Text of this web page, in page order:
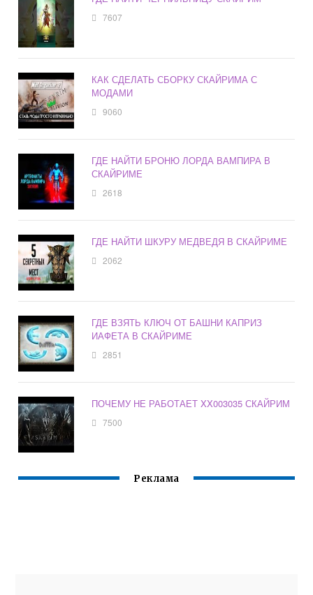
7607
КАК СДЕЛАТЬ СБОРКУ СКАЙРИМА С
МОДАМИ
9060
ГДЕ НАЙТИ БРОНЮ ЛОРДА ВАМПИРА В
СКАЙРИМЕ
2618
ГДЕ НАЙТИ ШКУРУ МЕДВЕДЯ В СКАЙРИМЕ
2062
ГДЕ ВЗЯТЬ КЛЮЧ ОТ БАШНИ КАПРИЗ
ИАФЕТА В СКАЙРИМЕ
2851
ПОЧЕМУ НЕ РАБОТАЕТ XX003035 СКАЙРИМ
7500
Реклама